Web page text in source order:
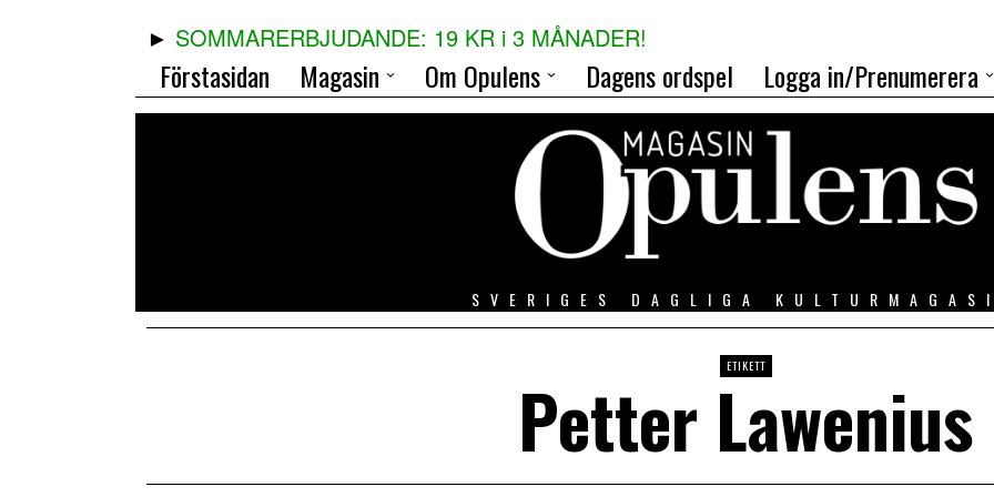
SOMMARERBJUDANDE: 19 KR i 3 MÅNADER!
Förstasidan Magasin Om Opulens Dagens ordspel Logga in/Prenumerera
SVERIGES DAGLIGA
ETIKETT
Petter Lawenius